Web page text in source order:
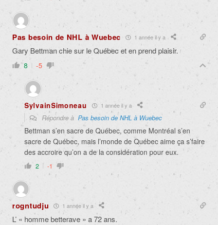
Pas besoin de NHL à Wuebec 1 année il y a
Gary Bettman chie sur le Québec et en prend plaisir.
8 -5
SylvainSimoneau 1 année il y a
Répondre à Pas besoin de NHL à Wuebec
Bettman s’en sacre de Québec, comme Montréal s’en
sacre de Québec, mais l’monde de Québec aime ça s’faire
des accroire qu’on a de la considération pour eux.
2 -1
rogntudju 1 année il y a
L’ « homme betterave » a 72 ans.